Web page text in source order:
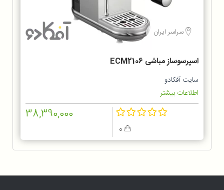
سراسر ایران
اسپرسوساز مباشی ECM2106
سایت آفکادو
اطلاعات بیشتر...
38,390,000